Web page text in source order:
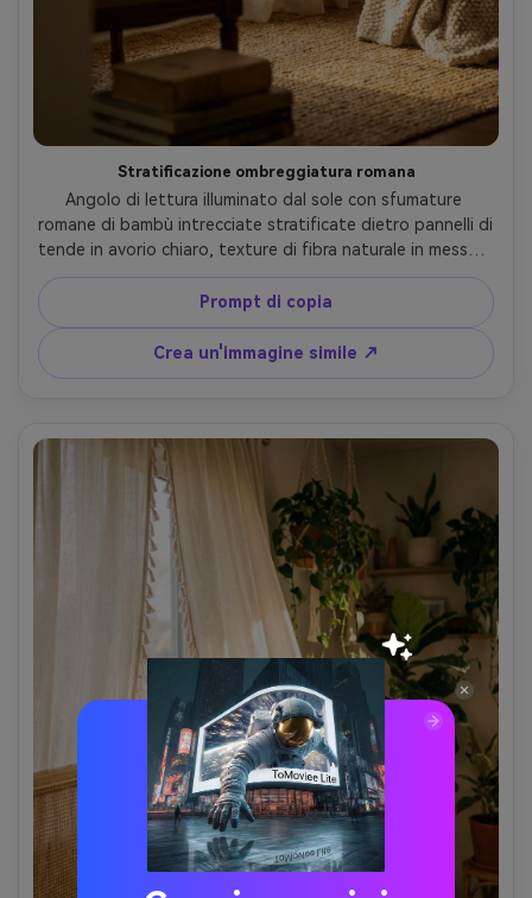
Stratificazione ombreggiatura romana
Angolo di lettura illuminato dal sole con sfumature
romane di bambù intrecciate stratificate dietro pannelli di
tende in avorio chiaro, texture di fibra naturale in messa a
fuoco nitida, morbida luce pomeridiana che crea
highlights caldi, piccola poltrona e pila di libri
leggermente sfocati, scattati su Canon R6, 85mm, f/1.8,
inquadratura ravvicinata su trattamenti per finestre,
dettaglio del materiale fotorealistico-AR 4:5
Prompt di copia
Crea un'immagine simile ↗